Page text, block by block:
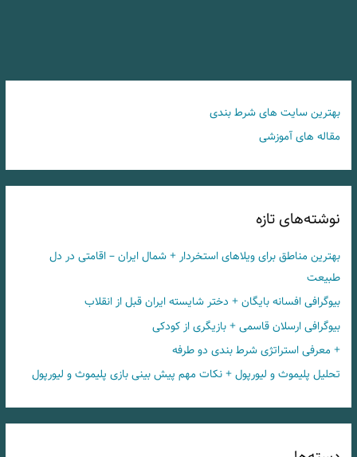
بهترین سایت های شرط بندی
مقاله های آموزشی
نوشته‌های تازه
بهترین مناطق برای ویلاهای استخردار + شمال ایران – اقامتی در دل
طبیعت
بیوگرافی افسانه بایگان + دختر شایسته ایران قبل از انقلاب
بیوگرافی ارسلان قاسمی + بازیگری از کودکی
+ معرفی استراتژی شرط بندی دو طرفه
تحلیل پلیموث و لیورپول + نکات مهم پیش بینی بازی پلیموث و لیورپول